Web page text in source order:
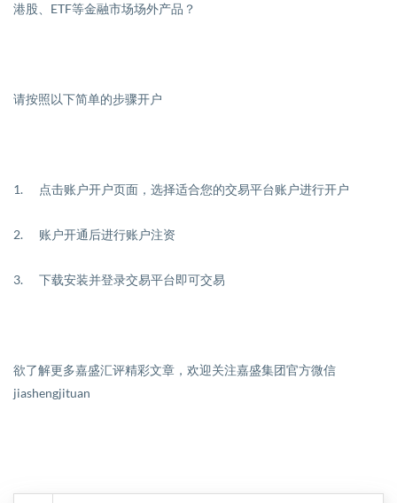
港股、 ETF等金融市场场外产品？
请按照以下简单的步骤开户
1. 点击账户开户页面 ，选择适合您的交易平台账户进行开户
2. 账户开通后进行账户注资
3. 下载安装并登录交易平台即可交易
欲了解更多嘉盛汇评精彩文章，欢迎关注嘉盛集团官方微信
jiashengjituan